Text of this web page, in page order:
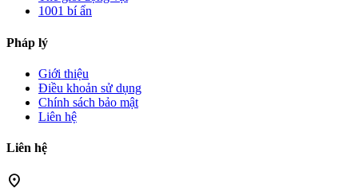
1001 bí ẩn
Pháp lý
Giới thiệu
Điều khoản sử dụng
Chính sách bảo mật
Liên hệ
Liên hệ
location_on